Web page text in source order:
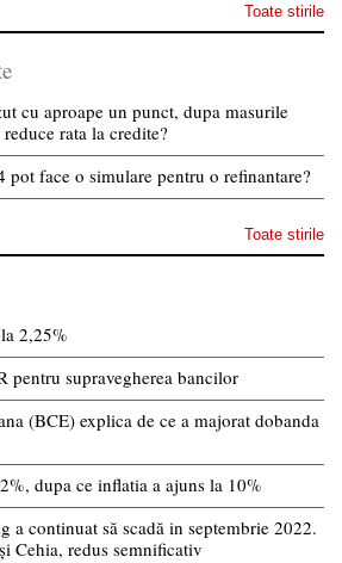
Toate stirile
cu aproape un punct, dupa masurile
rata la credite?
face o simulare pentru o refinantare?
Toate stirile
2,25%
pentru supravegherea bancilor
(BCE) explica de ce a majorat dobanda
dupa ce inflatia a ajuns la 10%
a continuat să scadă in septembrie 2022.
Cehia, redus semnificativ